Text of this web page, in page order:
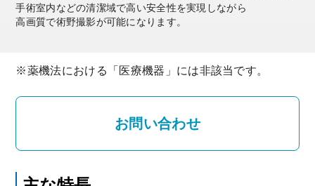
手術室内などの清潔域で高い安全性を実現しながら
高画質で術野撮影が可能になります。
※薬機法における「医療機器」には非該当です。
お問い合わせ